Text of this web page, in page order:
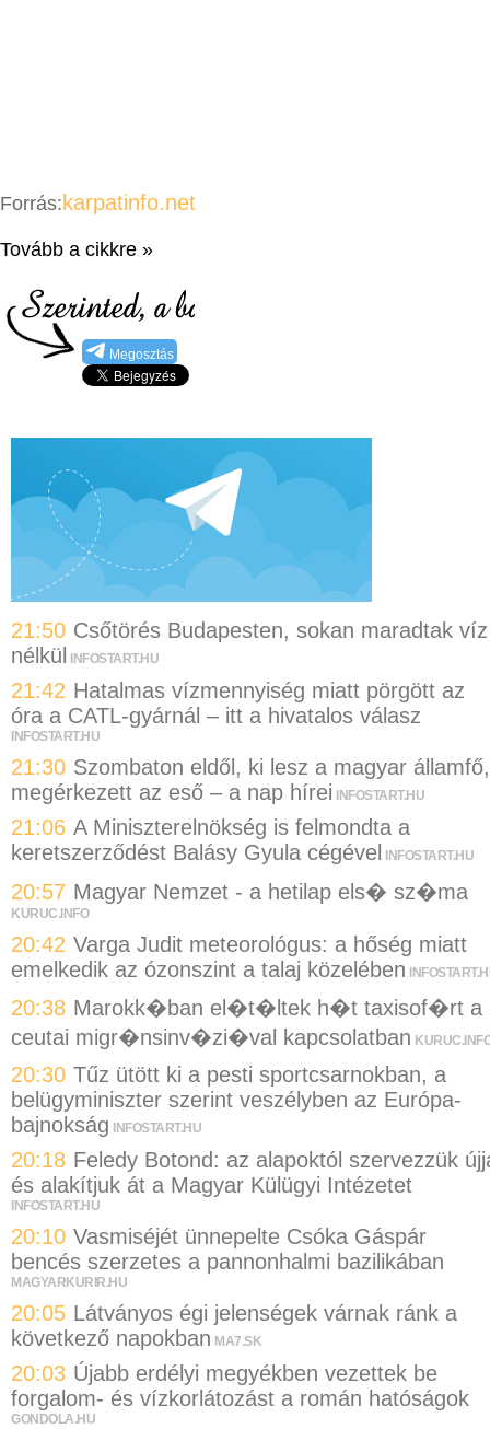
Forrás: karpatinfo.net
Tovább a cikkre »
Megosztás
21:50 Csőtörés Budapesten, sokan maradtak víz
nélkül INFOSTART.HU
21:42 Hatalmas vízmennyiség miatt pörgött az
óra a CATL-gyárnál – itt a hivatalos válasz
INFOSTART.HU
21:30 Szombaton eldől, ki lesz a magyar államfő,
megérkezett az eső – a nap hírei INFOSTART.HU
21:06 A Miniszterelnökség is felmondta a
keretszerződést Balásy Gyula cégével
INFOSTART.HU
20:57 Magyar Nemzet - a hetilap els� sz�ma
KURUC.INFO
20:42 Varga Judit meteorológus: a hőség miatt
emelkedik az ózonszint a talaj közelében
20:38 Marokk�ban el�t�ltek h�t taxisof�rt a
ceutai migr�nsinv�zi�val kapcsolatban
20:30 Tűz ütött ki a pesti sportcsarnokban, a
belügyminiszter szerint veszélyben az Európa-
bajnokság INFOSTART.HU
20:18 Feledy Botond: az alapoktól szervezzük
és alakítjuk át a Magyar Külügyi Intézetet
INFOSTART.HU
20:10 Vasmiséjét ünnepelte Csóka Gáspár
bencés szerzetes a pannonhalmi bazilikában
MAGYARKURIR.HU
20:05 Látványos égi jelenségek várnak ránk a
következő napokban MA7.SK
20:03 Újabb erdélyi megyékben vezettek be
forgalom- és vízkorlátozást a román hatóságok
GONDOLA.HU